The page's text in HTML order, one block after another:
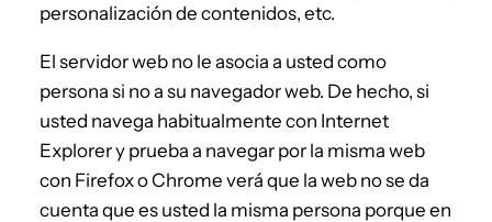
personalización de contenidos, etc.
El servidor web no le asocia a usted como
persona si no a su navegador web. De hecho, si
usted navega habitualmente con Internet
Explorer y prueba a navegar por la misma web
con Firefox o Chrome verá que la web no se da
cuenta que es usted la misma persona porque en